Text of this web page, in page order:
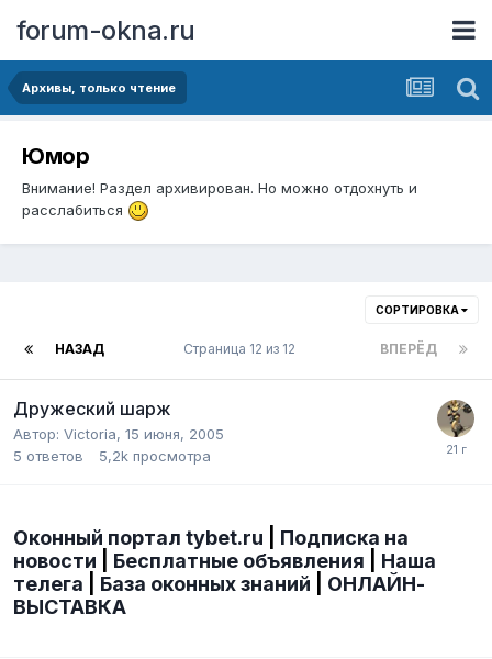
forum-okna.ru
Архивы, только чтение
Юмор
Внимание! Раздел архивирован. Но можно отдохнуть и
расслабиться
СОРТИРОВКА
НАЗАД ВПЕРЁД
Страница 12 из 12
Дружеский шарж
Автор: Victoria, 15 июня, 2005
5 ответов 5,2k просмотра
Оконный портал tybet.ru
Подписка на
новости
Бесплатные объявления
Наша
телега
База оконных знаний
ОНЛАЙН-
ВЫСТАВКА